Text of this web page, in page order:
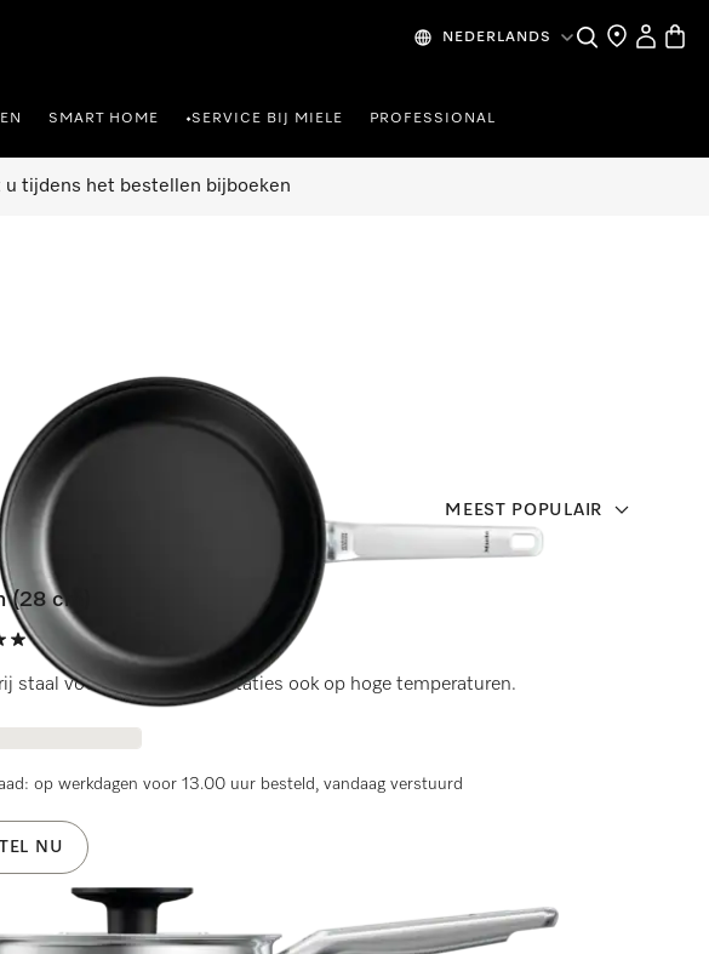
NEDERLANDS Wat zoek je?
Dealer zoeken
Mijn
SMART HOME •SERVICE BIJ MIELE PROFESSIONAL
tijdens het bestellen bijboeken
MEEST POPULAIR
(28 cm)
van de 5
(16 beoordelingen)
staal voor langdurige prestaties ook op hoge temperaturen.
op werkdagen voor 13.00 uur besteld, vandaag verstuurd
NU